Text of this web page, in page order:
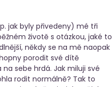
jak byly přivedeny) mé tři
životě s otázkou, jaké to
někdy se na mě naopak
porodit své dítě
sebe hrdá. Jak miluji své
rodit normálně? Tak to